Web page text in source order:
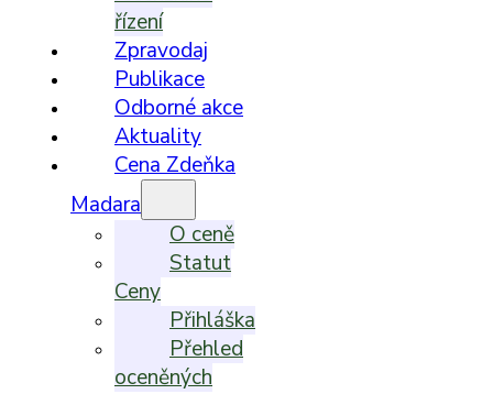
řízení
Zpravodaj
Publikace
Odborné akce
Aktuality
Cena Zdeňka
Madara
O ceně
Statut
Ceny
Přihláška
Přehled
oceněných